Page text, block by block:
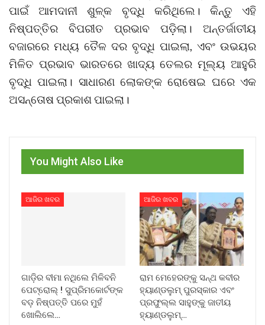
ପାଇଁ ଆମଦାନୀ ଶୁଳ୍କ ବୃଦ୍ଧି କରିଥିଲେ। କିନ୍ତୁ ଏହି
ନିଷ୍ପତ୍ତିର ବିପରୀତ ପ୍ରଭାବ ପଡ଼ିଲା। ଅନ୍ତର୍ଜାତୀୟ
ବଜାରରେ ମଧ୍ୟ ତୈଳ ଦର ବୃଦ୍ଧି ପାଇଲା, ଏବଂ ଉଭୟର
ମିଳିତ ପ୍ରଭାବ ଭାରତରେ ଖାଦ୍ୟ ତେଲର ମୂଲ୍ୟ ଆହୁରି
ବୃଦ୍ଧି ପାଇଲା। ସାଧାରଣ ଲୋକଙ୍କ ରୋଷେଇ ଘରେ ଏକ
ଅସନ୍ତୋଷ ପ୍ରକାଶ ପାଇଲା।
You Might Also Like
ଆଜିର ଖବର
ଗାଡ଼ିର ବୀମା ନଥିଲେ ମିଳିବନି
ପେଟ୍ରୋଲ୍ ! ସୁପ୍ରିମକୋର୍ଟଙ୍କ
ବଡ଼ ନିଷ୍ପତ୍ତି ପରେ ମୁହଁ
ଖୋଲିଲେ…
ଆଜିର ଖବର
ରାମ ମେହେରଙ୍କୁ ସନ୍ଥ କବୀର
ହ୍ୟାଣ୍ଡଲୁମ୍ ପୁରସ୍କାର ଏବଂ
ପ୍ରଫୁଲ୍ଲ ସାହୁଙ୍କୁ ଜାତୀୟ
ହ୍ୟାଣ୍ଡଲୁମ୍…